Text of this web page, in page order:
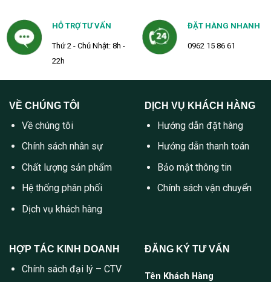
HỖ TRỢ TƯ VẤN
Thứ 2 - Chủ Nhật: 8h -
22h
ĐẶT HÀNG NHANH
0962 15 86 61
VỀ CHÚNG TÔI
Về chúng tôi
Chính sách nhân sự
Chất lượng sản phẩm
Hệ thống phân phối
Dịch vụ khách hàng
DỊCH VỤ KHÁCH HÀNG
Hướng dẫn đặt hàng
Hướng dẫn thanh toán
Bảo mật thông tin
Chính sách vận chuyển
HỢP TÁC KINH DOANH
Chính sách đại lý – CTV
ĐĂNG KÝ TƯ VẤN
Tên Khách Hàng